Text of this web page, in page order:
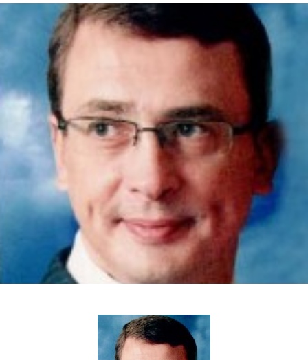
FacebookTwitterTelegram